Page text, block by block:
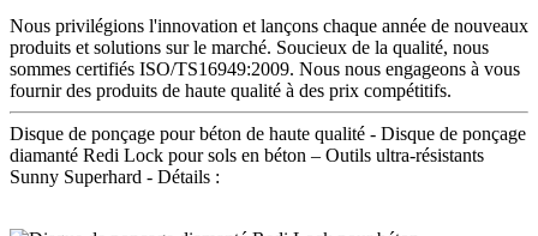
Nous privilégions l'innovation et lançons chaque année de nouveaux
produits et solutions sur le marché. Soucieux de la qualité, nous
sommes certifiés ISO/TS16949:2009. Nous nous engageons à vous
fournir des produits de haute qualité à des prix compétitifs.
Disque de ponçage pour béton de haute qualité - Disque de ponçage
diamanté Redi Lock pour sols en béton – Outils ultra-résistants
Sunny Superhard - Détails :